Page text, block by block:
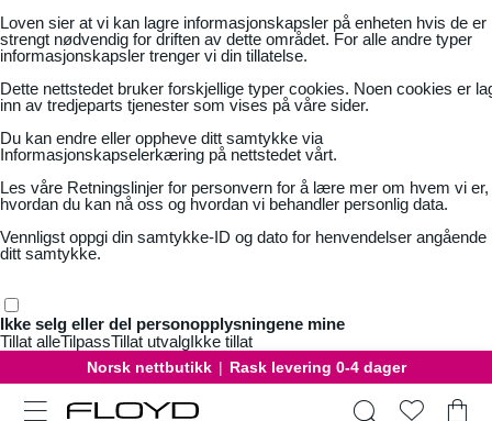
Loven sier at vi kan lagre informasjonskapsler på enheten hvis de er
strengt nødvendig for driften av dette området. For alle andre typer
informasjonskapsler trenger vi din tillatelse.
Dette nettstedet bruker forskjellige typer cookies. Noen cookies er
inn av tredjeparts tjenester som vises på våre sider.
Du kan endre eller oppheve ditt samtykke via
Informasjonskapselerkæring på nettstedet vårt.
Les våre Retningslinjer for personvern for å lære mer om hvem vi er,
hvordan du kan nå oss og hvordan vi behandler personlig data.
Vennligst oppgi din samtykke-ID og dato for henvendelser angående
ditt samtykke.
Ikke selg eller del personopplysningene mine
Tillat alleTilpassTillat utvalgIkke tillat
Norsk nettbutikk | Rask levering 0-4 dager